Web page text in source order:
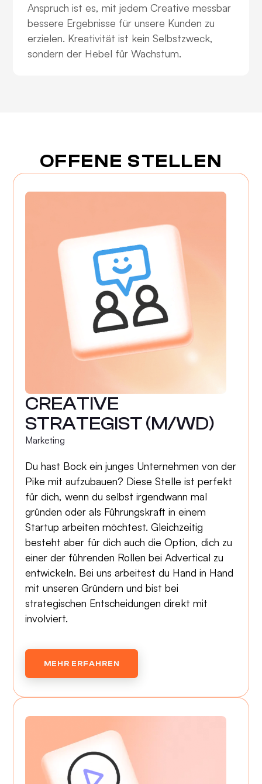
Anspruch ist es, mit jedem Creative messbar
bessere Ergebnisse für unsere Kunden zu
erzielen. Kreativität ist kein Selbstzweck,
sondern der Hebel für Wachstum.
OFFENE STELLEN
CREATIVE
STRATEGIST (M/WD)
Marketing
Du hast Bock ein junges Unternehmen von der
Pike mit aufzubauen? Diese Stelle ist perfekt
für dich, wenn du selbst irgendwann mal
gründen oder als Führungskraft in einem
Startup arbeiten möchtest. Gleichzeitig
besteht aber für dich auch die Option, dich zu
einer der führenden Rollen bei Advertical zu
entwickeln. Bei uns arbeitest du Hand in Hand
mit unseren Gründern und bist bei
strategischen Entscheidungen direkt mit
involviert.
MEHR ERFAHREN